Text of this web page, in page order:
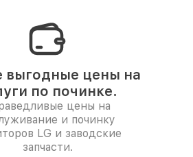
выгодные цены на
по починке.
цены на
и починку
LG и заводские
запчасти.